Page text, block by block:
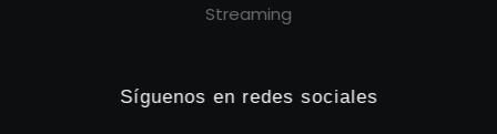
Streaming
Síguenos en redes sociales